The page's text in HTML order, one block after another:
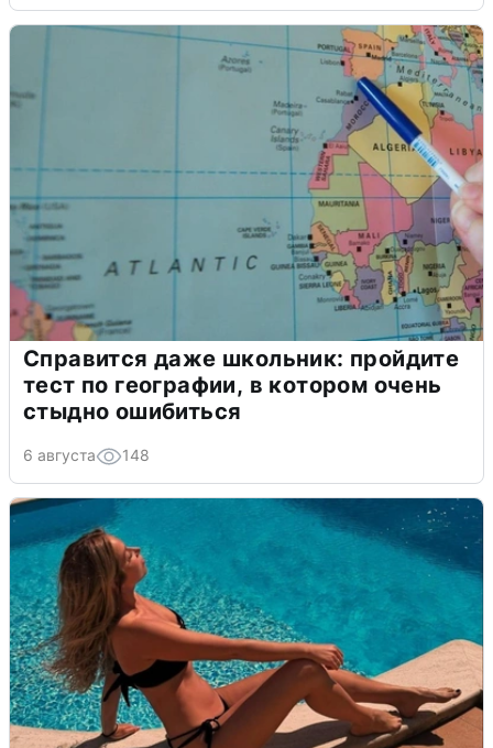
Справится даже школьник: пройдите
тест по географии, в котором очень
стыдно ошибиться
6 августа 148